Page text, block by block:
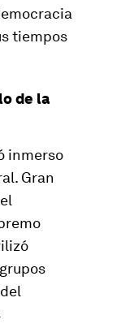
tiempos
de la
inmerso
Gran